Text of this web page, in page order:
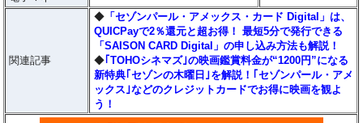
関連記事
◆ 「セゾンパール・アメックス・カード Digital」は、
QUICPayで2％還元と超お得！ 最短5分で発行できる
「SAISON CARD Digital」の申し込み方法も解説！
◆ ｢TOHOシネマズ｣の映画鑑賞料金が“1200円”になる
新特典｢セゾンの木曜日｣を解説！｢セゾンパール・アメ
ックス｣などのクレジットカードでお得に映画を観よ
う！